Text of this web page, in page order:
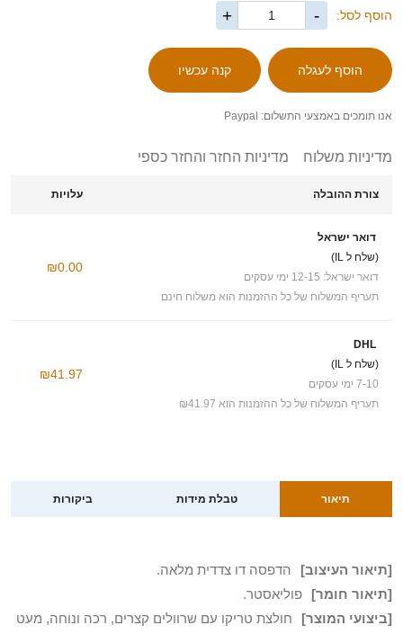
הוסף לסל: -
+
אנו תומכים באמצעי התשלום: Paypal
מדיניות משלוח מדיניות החזר והחזר כספי
צורת ההובלה עלויות
דואר ישראל
(שלח ל IL)
דואר ישראל: 12-15 ימי עסקים
תעריף המשלוח של כל ההזמנות הוא משלוח חינם
₪0.00
DHL
(שלח ל IL)
7-10 ימי עסקים
תעריף המשלוח של כל ההזמנות הוא ₪41.97
₪41.97
תיאור טבלת מידות ביקורות
[תיאור העיצוב]
הדפסה דו צדדית מלאה.
[תיאור חומר]
פוליאסטר.
[ביצועי המוצר]
חולצת טריקו עם שרוולים קצרים, רכה ונוחה, מעט